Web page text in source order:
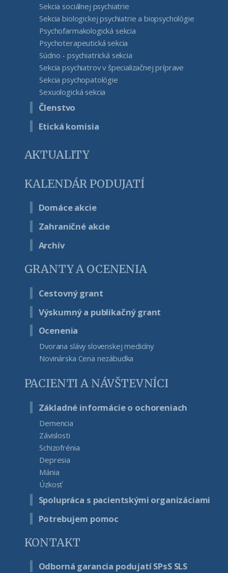
Sekcia sociálnej psychiatrie
Sekcia biologickej psychiatrie a biopsychológie
Psychofarmakologická sekcia
Psychoterapeutická sekcia
Súdno - psychiatrická sekcia
Sekcia psychiatrov v špecializačnej príprave
Sekcia psychopatológie
Sexuologická sekcia
Členstvo
Etická komisia
AKTUALITY
KALENDÁR PODUJATÍ
Domáce akcie
Zahraničné akcie
Archív
GRANTY A OCENENIA
Cestovný grant
Výskumný a publikačný grant
Ocenenia
Dvorana slávy slovenskej medicíny
Novinárska Cena nezábudka
PACIENTI A NÁVŠTEVNÍCI
Základné informácie o ochoreniach
Demencia
Závislosti
Schizofrénia
Depresia
Mánia
Úzkosť
Spolupráca s pacientskými organizáciami
Potrebujem pomoc
KONTAKT
Odborná garancia podujatí SPsS SLS